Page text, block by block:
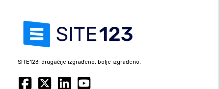
SITE123: drugačije izgrađeno, bolje izgrađeno.